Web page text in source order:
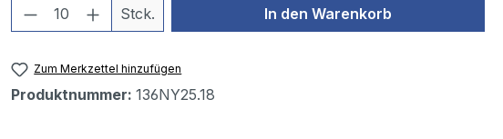
Produkt Anzahl: Gib den gewünschten Wert
Stck. In den Warenkorb
Zum Merkzettel hinzufügen
Produktnummer: 136NY25.18